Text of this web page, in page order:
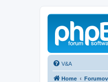
V&A
Home